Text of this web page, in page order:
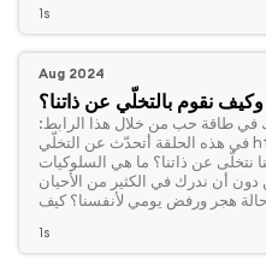
1s
Aug 2024
وكيف نقوم بالتخلّي عن ذاتنا؟
في طاقة حب من خلال هذا الرابط:
‫https://hakawati.fm/taqat-hob‬ في هذه الحلقة أتحدّث عن التخلّي
نتخلّى عن ذاتنا؟ ما هي السلوكيات
دون أن ندرك في الكثير من الأحيان
1s